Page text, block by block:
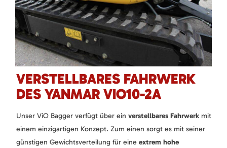
VERSTELLBARES FAHRWERK
DES YANMAR VIO10-2A
Unser ViO Bagger verfügt über ein verstellbares Fahrwerk mit
einem einzigartigen Konzept. Zum einen sorgt es mit seiner
günstigen Gewichtsverteilung für eine extrem hohe